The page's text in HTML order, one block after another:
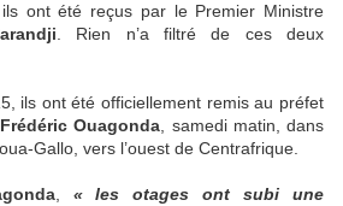
ont été reçus par le Premier Ministre
. Rien n’a filtré de ces deux
ils ont été officiellement remis au préfet
Frédéric Ouagonda , samedi matin, dans
Gallo, vers l’ouest de Centrafrique.
, « les otages ont subi une